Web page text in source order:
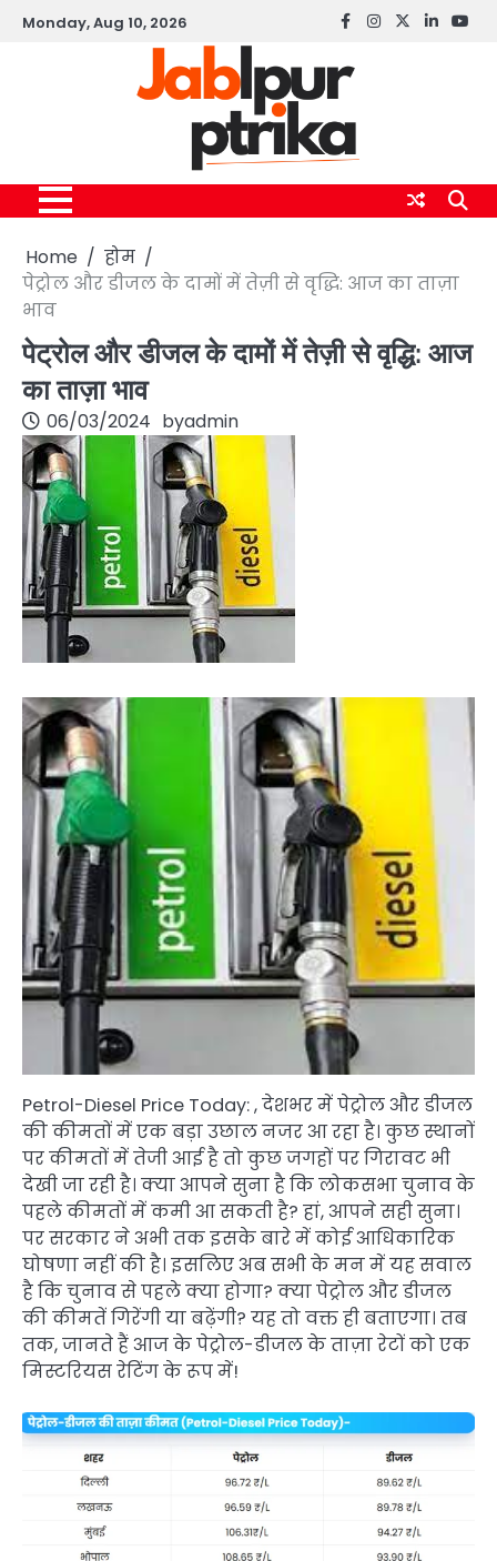
SkipMonday, Aug 10, 2026 Facebook
instagram
twitterlinkedin
Home
होम
पेट्रोल और डीजल के दामों में तेज़ी से वृद्धि: आज का ताज़ा
भाव
पेट्रोल और डीजल के दामों में तेज़ी से वृद्धि: आज
का ताज़ा भाव
06/03/2024 byadmin
Petrol-Diesel Price Today: , देशभर में पेट्रोल और डीजल
की कीमतों में एक बड़ा उछाल नजर आ रहा है। कुछ स्थानों
पर कीमतों में तेजी आई है तो कुछ जगहों पर गिरावट भी
देखी जा रही है। क्या आपने सुना है कि लोकसभा चुनाव के
पहले कीमतों में कमी आ सकती है? हां, आपने सही सुना।
पर सरकार ने अभी तक इसके बारे में कोई आधिकारिक
घोषणा नहीं की है। इसलिए अब सभी के मन में यह सवाल
है कि चुनाव से पहले क्या होगा? क्या पेट्रोल और डीजल
की कीमतें गिरेंगी या बढ़ेंगी? यह तो वक्त ही बताएगा। तब
तक, जानते हैं आज के पेट्रोल-डीजल के ताज़ा रेटों को एक
मिस्टरियस रेटिंग के रूप में!